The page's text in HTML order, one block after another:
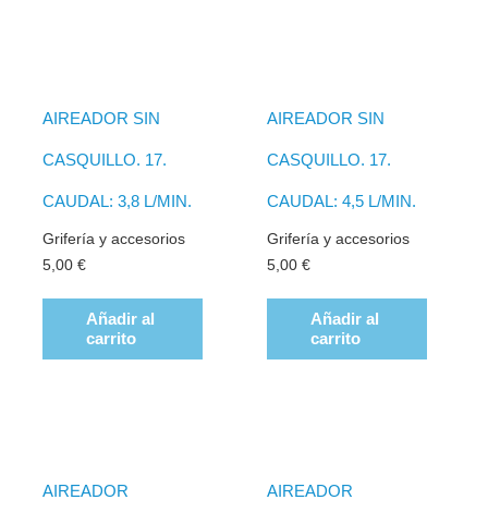
AIREADOR SIN
CASQUILLO. 17.
CAUDAL: 3,8 L/MIN.
Grifería y accesorios
5,00€
Añadir al
carrito
AIREADOR SIN
CASQUILLO. 17.
CAUDAL: 4,5 L/MIN.
Grifería y accesorios
5,00 €
Añadir al
carrito
AIREADOR AIREADOR